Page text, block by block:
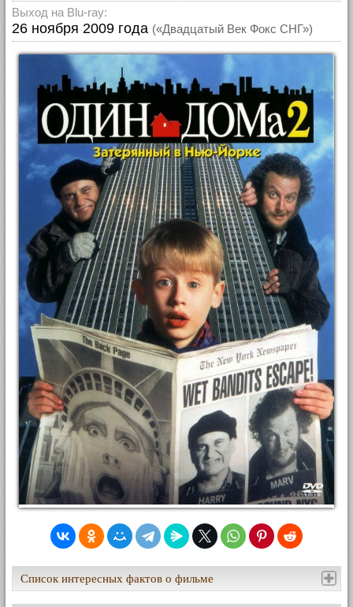
Выход на Blu-ray:
26 ноября 2009 года («Двадцатый Век Фокс СНГ»)
Список интересных фактов о фильме